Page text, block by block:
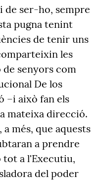
de ser-ho, sempre
pugna tenint
de tenir uns
les
de senyors com
De los
–i això fan els
mateixa direcció.
més, que aquests
a prendre
a l'Executiu,
del poder